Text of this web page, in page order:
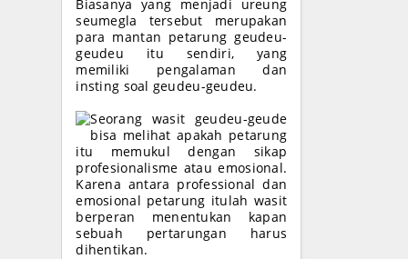
Biasanya yang menjadi ureung
seumegla tersebut merupakan
para mantan petarung geudeu-
geudeu itu sendiri, yang
memiliki pengalaman dan
insting soal geudeu-geudeu.
Seorang wasit geudeu-geude
bisa melihat apakah petarung
itu memukul dengan sikap
profesionalisme atau emosional.
Karena antara professional dan
emosional petarung itulah wasit
berperan menentukan kapan
sebuah pertarungan harus
dihentikan.